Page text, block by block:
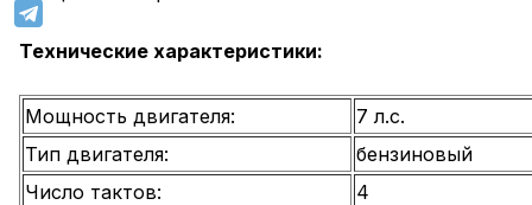
Технические характеристики:
Мощность двигателя:
7 л.с.
Тип двигателя:
бензиновый
Число тактов:
4